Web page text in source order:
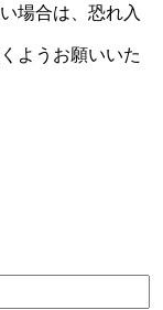
場合は、恐れ入
ようお願いいた